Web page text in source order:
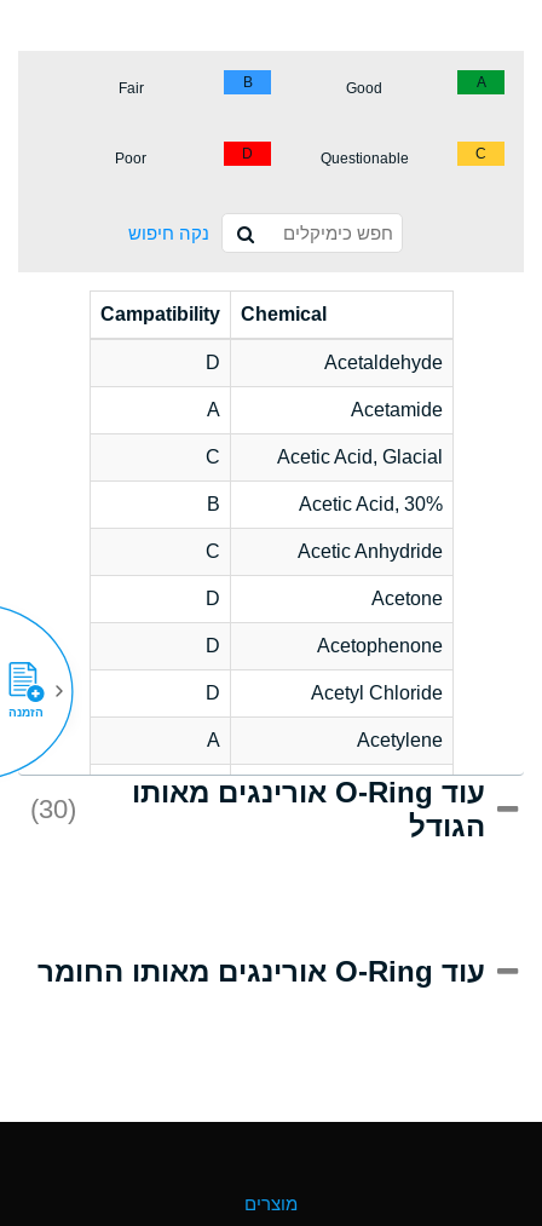
A
Good
B
Fair
C
Questionable
D
Poor
נקה חיפוש
Chemical
Campatibility
Acetaldehyde
D
Acetamide
A
Acetic Acid, Glacial
C
Acetic Acid, 30%
B
Acetic Anhydride
C
Acetone
D
Acetophenone
D
Acetyl Chloride
D
Acetylene
A
Acrlylonitrile
D
Adipic Acid
(Aqueous)
עוד O-Ring אורינגים מאותו
הגודל
(30)
עוד O-Ring אורינגים מאותו החומר
מוצרים
הזמנה